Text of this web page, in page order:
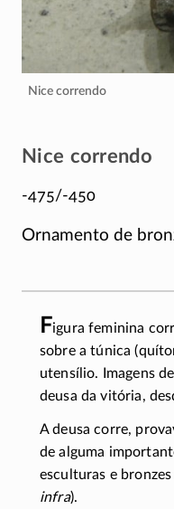
Nice correndo
Nice correndo
-475/-450
Ornamento de
Figura feminina
sobre a túnica
utensílio. Imagens
deusa da vitória,
A deusa corre,
de alguma
esculturas e
infra).